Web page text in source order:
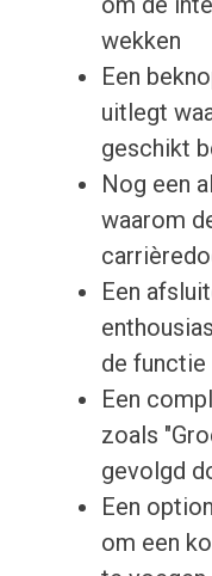
wekken
Een
uitlegt
geschikt
Nog een
waarom
Een
de functie
Een
zoals
gevolgd
Een
om een